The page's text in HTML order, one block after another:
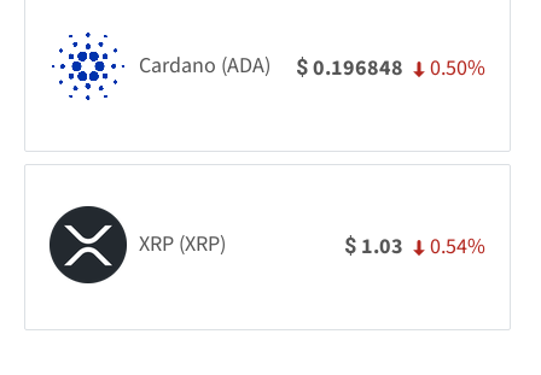
Cardano (ADA) $0.196848 0.50%
XRP (XRP) $ 1.03 0.54%